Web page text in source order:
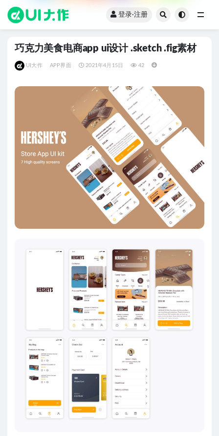
登录·注册
巧克力美食电商app ui设计 .sketch .fig素材
UI大作 APP界面 2021年4月15日 42